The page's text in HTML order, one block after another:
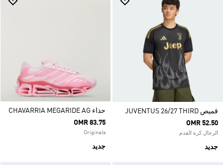
قميص JUVENTUS 26/27 THIRD
OMR 52.50
الرجال كرة القدم
جديد
حذاء CHAVARRIA MEGARIDE AG
OMR 83.75
Originals
جديد